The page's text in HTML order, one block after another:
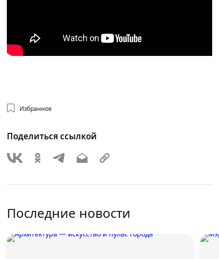
Избранное
Поделиться ссылкой
Последние новости